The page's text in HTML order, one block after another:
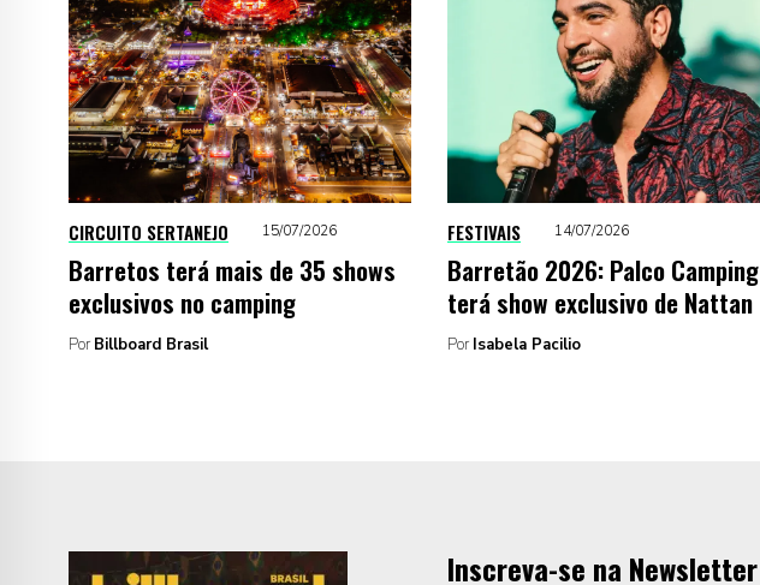
CIRCUITO SERTANEJO 15/07/2026
Barretos terá mais de 35 shows
exclusivos no camping
Por Billboard Brasil
FESTIVAIS 14/07/2026
Barretão 2026: Palco Camping
terá show exclusivo de Nattan
Por Isabela Pacilio
Inscreva-se na Newsletter